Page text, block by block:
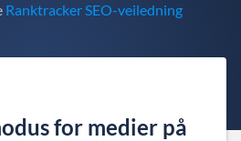
Ranktracker SEO-veiledning
for medier på